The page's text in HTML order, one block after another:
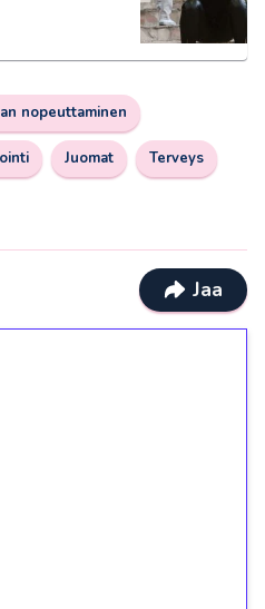
nopeuttaminen
Juomat Terveys
Jaa